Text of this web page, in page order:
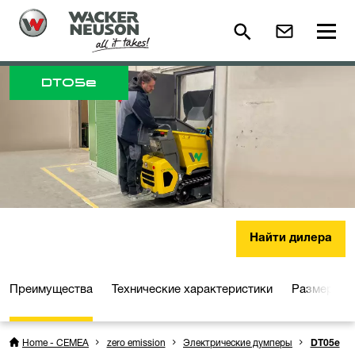
DT05e
Найти дилера
Преимущества Технические характеристики Размеры
Home - CEMEA zero emission Электрические думперы DT05e